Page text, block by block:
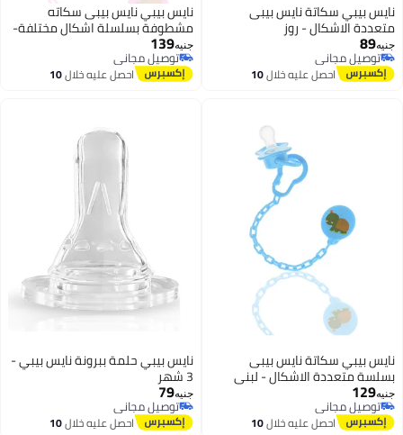
نايس بيبي سكاتة نايس بيبى
متعددة الاشكال - روز
جنيه89
توصيل مجاني
توصيل مجانياحصل عليه خلال10
نايس بيبي نايس بيبى سكاته
مشطوفة بسلسلة اشكال مختلفة-
روز
جنيه139
توصيل مجاني
توصيل مجانياحصل عليه خلال10
نايس بيبي سكاتة نايس بيبى
بسلسة متعددة الاشكال - لبنى
جنيه129
توصيل مجاني
توصيل مجانياحصل عليه خلال10
نايس بيبي حلمة ببرونة نايس بيبي -
3 شهر
جنيه79
توصيل مجاني
توصيل مجانياحصل عليه خلال10